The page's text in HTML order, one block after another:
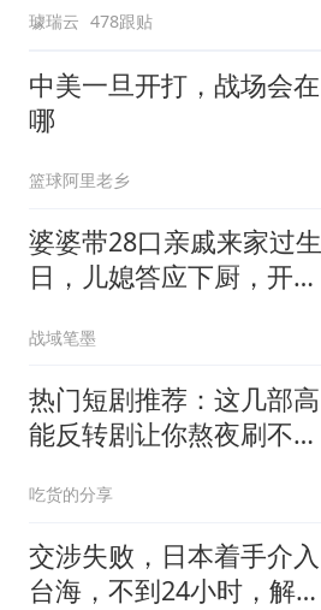
璩瑞云 478跟贴
中美一旦开打，战场会在
哪
篮球阿里老乡
婆婆带28口亲戚来家过生
日，儿媳答应下厨，开饭
战域笔墨
热门短剧推荐：这几部高
能反转剧让你熬夜刷不
吃货的分享
交涉失败，日本着手介入
台海，不到24小时，解放